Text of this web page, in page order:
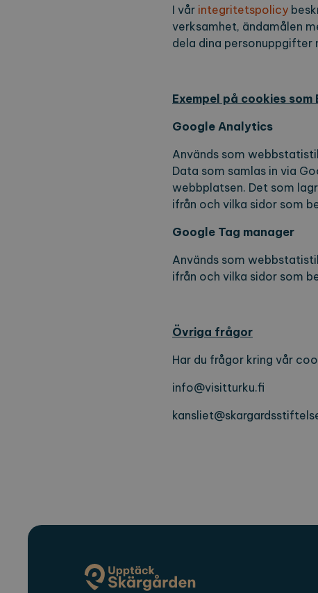
I vår integritetspolicy
verksamhet, ändamålen
dela dina
Exempel på cookies
Google Analytics
Används som
Data som samlas in via
webbplatsen. Det som
ifrån och vilka sidor som
Google Tag manager
Används som
ifrån och vilka sidor som
Övriga frågor
Har du frågor kring vår
info@visitturku.fi
CookieScriptConsent
locale
_ga_2VE62Q7WT9